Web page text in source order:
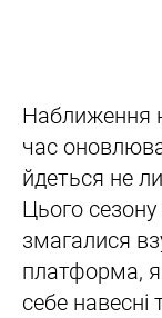
Наближення
час
йдеться не
Цього
змагалися
платформа,
себе навесні